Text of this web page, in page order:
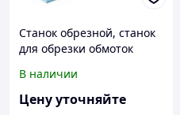
Станок обрезной, станок
для обрезки обмоток
для обрезки лобовых
частей
В наличии
Цену уточняйте